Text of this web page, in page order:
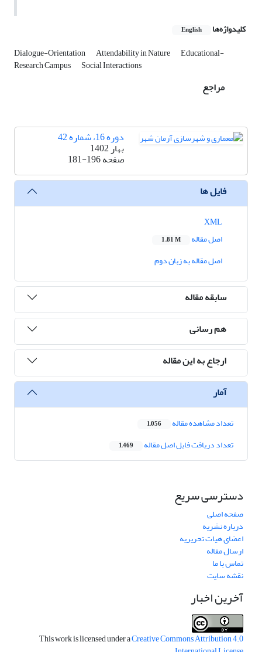
کلیدواژه‌ها English
Dialogue-Orientation Attendability in Nature Educational-
Research Campus Social Interactions
مراجع
دوره 16، شماره 42
بهار 1402
صفحه181-196
فایل ها
اصل مقاله
1.81 M
اصل مقاله به زبان دوم
سابقه مقاله
هم رسانی
ارجاع به این مقاله
آمار
تعداد مشاهده مقاله 1,056
تعداد دریافت فایل اصل مقاله 1,469
دسترسی سریع
صفحه اصلی
درباره نشریه
اعضای هیات تحریریه
ارسال مقاله
تماس با ما
نقشه سایت
آخرین اخبار
This work is licensed under aCreative Commons Attribution 4.0